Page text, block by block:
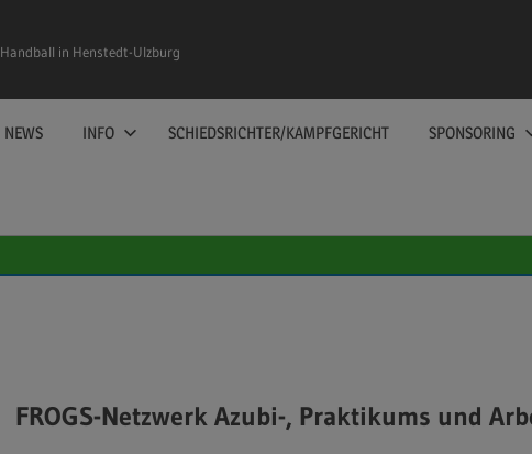
Handball in Henstedt-Ulzburg
NEWS INFO SCHIEDSRICHTER/KAMPFGERICHT SPONSORING
FROGS-Netzwerk Azubi-, Praktikums und